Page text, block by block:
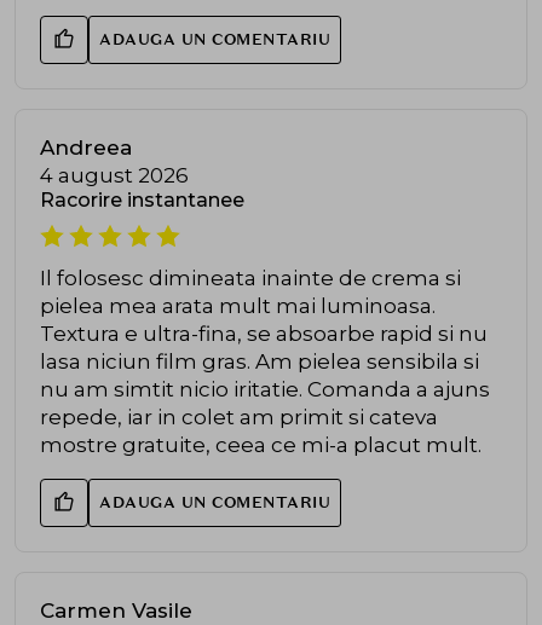
ADAUGA UN COMENTARIU
Andreea
4 august 2026
Racorire instantanee
Il folosesc dimineata inainte de crema si
pielea mea arata mult mai luminoasa.
Textura e ultra-fina, se absoarbe rapid si nu
lasa niciun film gras. Am pielea sensibila si
nu am simtit nicio iritatie. Comanda a ajuns
repede, iar in colet am primit si cateva
mostre gratuite, ceea ce mi-a placut mult.
ADAUGA UN COMENTARIU
Carmen Vasile